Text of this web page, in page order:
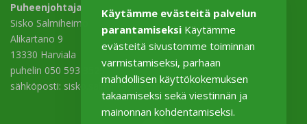
Puheenjohtaja
Sisko Salmiheimo
Alikartano 9
13330 Harviala
puhelin 050 593 3529
sähköposti: sisko.salmiheimo@harviala.fi
Käytämme evästeitä palvelun
parantamiseksi Käytämme
evästeitä sivustomme toiminnan
varmistamiseksi, parhaan
mahdollisen käyttökokemuksen
takaamiseksi sekä viestinnän ja
mainonnan kohdentamiseksi.